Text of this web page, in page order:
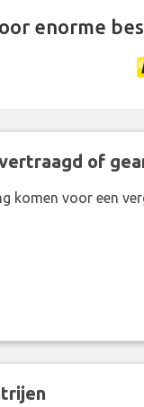
enorme
of
komen voor een